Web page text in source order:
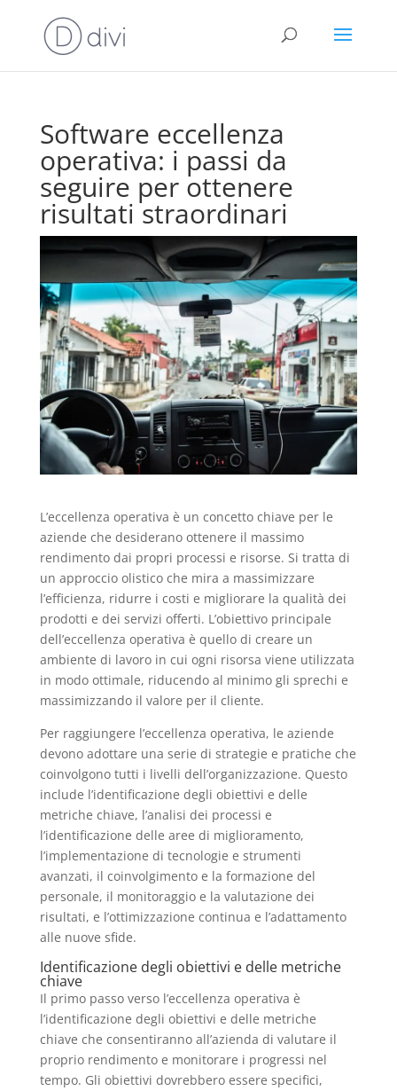
Software eccellenza
operativa: i passi da
seguire per ottenere
risultati straordinari
L’eccellenza operativa è un concetto chiave per le
aziende che desiderano ottenere il massimo
rendimento dai propri processi e risorse. Si tratta di
un approccio olistico che mira a massimizzare
l’efficienza, ridurre i costi e migliorare la qualità dei
prodotti e dei servizi offerti. L’obiettivo principale
dell’eccellenza operativa è quello di creare un
ambiente di lavoro in cui ogni risorsa viene utilizzata
in modo ottimale, riducendo al minimo gli sprechi e
massimizzando il valore per il cliente.
Per raggiungere l’eccellenza operativa, le aziende
devono adottare una serie di strategie e pratiche che
coinvolgono tutti i livelli dell’organizzazione. Questo
include l’identificazione degli obiettivi e delle
metriche chiave, l’analisi dei processi e
l’identificazione delle aree di miglioramento,
l’implementazione di tecnologie e strumenti
avanzati, il coinvolgimento e la formazione del
personale, il monitoraggio e la valutazione dei
risultati, e l’ottimizzazione continua e l’adattamento
alle nuove sfide.
Identificazione degli obiettivi e delle metriche
chiave
Il primo passo verso l’eccellenza operativa è
l’identificazione degli obiettivi e delle metriche
chiave che consentiranno all’azienda di valutare il
proprio rendimento e monitorare i progressi nel
tempo. Gli obiettivi dovrebbero essere specifici,